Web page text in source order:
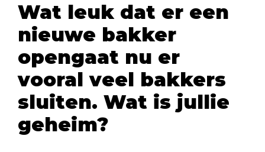
Wat leuk dat er een
nieuwe bakker
opengaat nu er
vooral veel bakkers
sluiten. Wat is jullie
geheim?